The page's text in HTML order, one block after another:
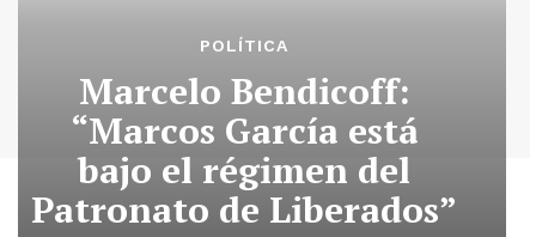
POLÍTICA
Marcelo Bendicoff:
“Marcos García está
bajo el régimen del
Patronato de Liberados”